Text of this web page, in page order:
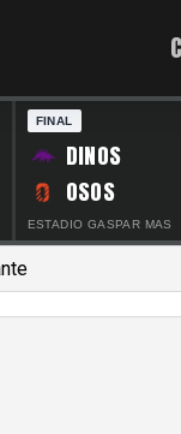
FINAL
DINOS
OSOS
ESTADIO GASPAR MAS